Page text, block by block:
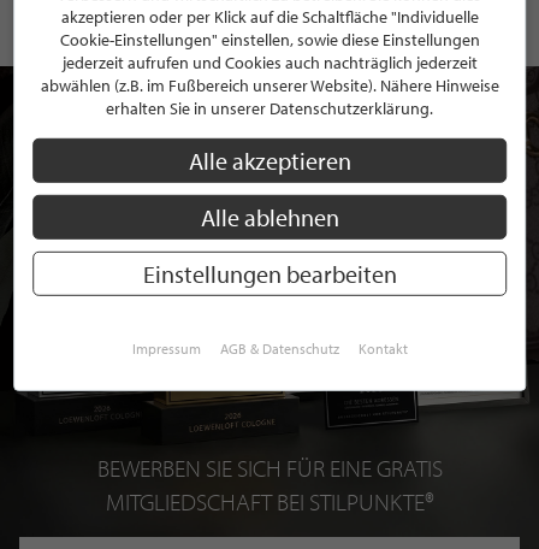
BEWERBEN SIE SICH FÜR EINE GRATIS
MITGLIEDSCHAFT BEI STILPUNKTE®
akzeptieren oder per Klick auf die Schaltfläche "Individuelle
Cookie-Einstellungen" einstellen, sowie diese Einstellungen
jederzeit aufrufen und Cookies auch nachträglich jederzeit
abwählen (z.B. im Fußbereich unserer Website). Nähere Hinweise
erhalten Sie in unserer Datenschutzerklärung.
Alle akzeptieren
Alle ablehnen
Einstellungen bearbeiten
Impressum AGB & Datenschutz Kontakt